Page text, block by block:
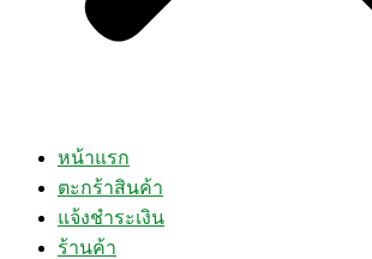
หน้าแรก
ตะกร้าสินค้า
แจ้งชำระเงิน
ร้านค้า